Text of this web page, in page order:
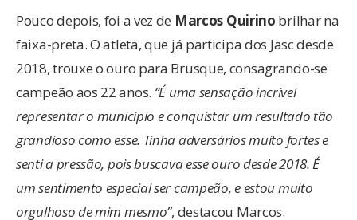
Pouco depois, foi a vez de Marcos Quirino brilhar na
faixa-preta. O atleta, que já participa dos Jasc desde
2018, trouxe o ouro para Brusque, consagrando-se
campeão aos 22 anos. “É uma sensação incrível
representar o município e conquistar um resultado tão
grandioso como esse. Tinha adversários muito fortes e
senti a pressão, pois buscava esse ouro desde 2018. É
um sentimento especial ser campeão, e estou muito
orgulhoso de mim mesmo”, destacou Marcos.